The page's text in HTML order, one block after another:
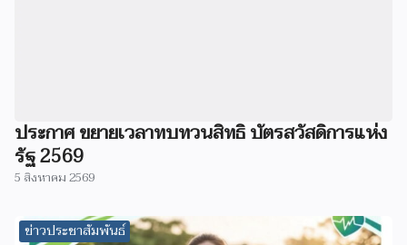
ประกาศ ขยายเวลาทบทวนสิทธิ บัตรสวัสดิการแห่ง
รัฐ 2569
5 สิงหาคม 2569
ข่าวประชาสัมพันธ์